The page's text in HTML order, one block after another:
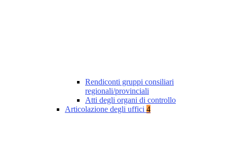
Rendiconti gruppi consiliari
regionali/provinciali
Atti degli organi di controllo
Articolazione degli uffici 4